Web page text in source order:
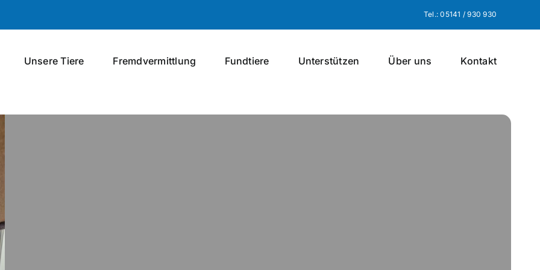
Tel.: 05141 / 930 930
Unsere Tiere Fremdvermittlung Fundtiere Unterstützen Über uns Kontakt